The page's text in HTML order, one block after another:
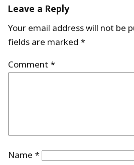
Leave a Reply
Your email address will not be
fields are marked *
Comment *
Name *